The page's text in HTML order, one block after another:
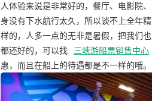
人体验来说是非常好的，餐厅、电影院
身没有下水航行太久，所以谈不上全年
样的，人多一点的无非是暑假，把我们
都还好的，可以找
三峡游船票销售中心
惠，而且在船上的待遇都是不一样的哦。